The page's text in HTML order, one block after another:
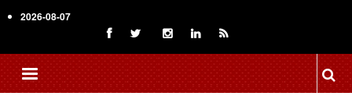
to
content
2026-08-07